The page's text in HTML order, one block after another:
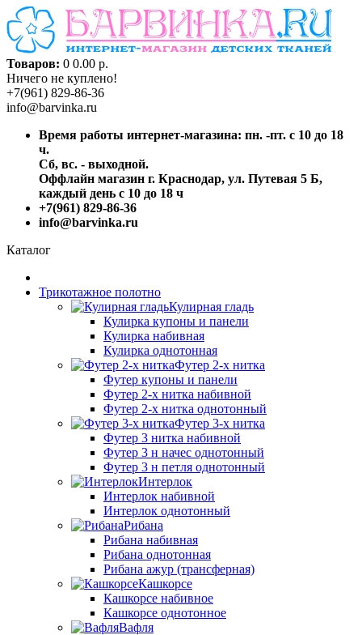
Товаров: 0 0.00 р.
Ничего не куплено!
+7(961) 829-86-36
info@barvinka.ru
Время работы интернет-магазина: пн. -пт. с 10 до 18
ч.
Сб, вс. - выходной.
Оффлайн магазин г. Краснодар, ул. Путевая 5 Б,
каждый день с 10 до 18 ч
+7(961) 829-86-36
info@barvinka.ru
Каталог
Трикотажное полотно
Кулирная гладь
Кулирка купоны и панели
Кулирка набивная
Кулирка однотонная
Футер 2-х нитка
Футер купоны и панели
Футер 2-х нитка набивной
Футер 2-х нитка однотонный
Футер 3-х нитка
Футер 3 нитка набивной
Футер 3 н начес однотонный
Футер 3 н петля однотонный
Интерлок
Интерлок набивной
Интерлок однотонный
Рибана
Рибана набивная
Рибана однотонная
Рибана ажур (трансферная)
Кашкорсе
Кашкорсе набивное
Кашкорсе однотонное
Вафля